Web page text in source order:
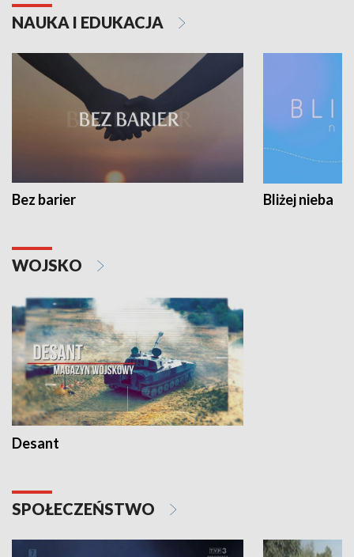
NAUKA I EDUKACJA
Bez barier Bliżej nieba
WOJSKO
Desant
SPOŁECZEŃSTWO